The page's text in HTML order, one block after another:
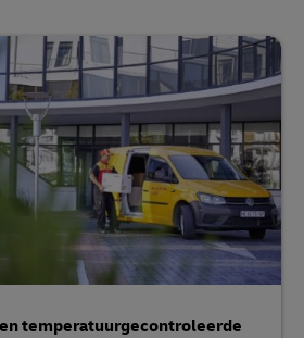
temperatuurgecontroleerde